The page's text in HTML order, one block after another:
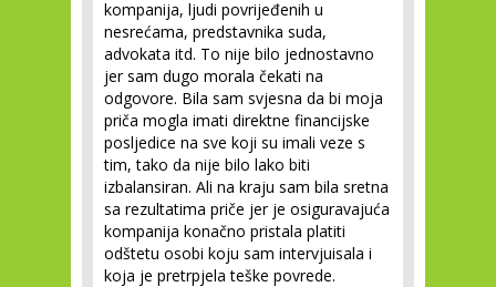
kompanija, ljudi povrijeđenih u
nesrećama, predstavnika suda,
advokata itd. To nije bilo jednostavno
jer sam dugo morala čekati na
odgovore. Bila sam svjesna da bi moja
priča mogla imati direktne financijske
posljedice na sve koji su imali veze s
tim, tako da nije bilo lako biti
izbalansiran. Ali na kraju sam bila sretna
sa rezultatima priče jer je osiguravajuća
kompanija konačno pristala platiti
odštetu osobi koju sam intervjuisala i
koja je pretrpjela teške povrede.